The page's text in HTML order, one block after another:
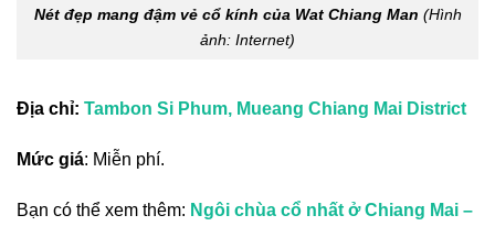
Nét đẹp mang đậm vẻ cổ kính của Wat Chiang Man (Hình
ảnh: Internet)
Địa chỉ: Tambon Si Phum, Mueang Chiang Mai District
Mức giá: Miễn phí.
Bạn có thể xem thêm: Ngôi chùa cổ nhất ở Chiang Mai –